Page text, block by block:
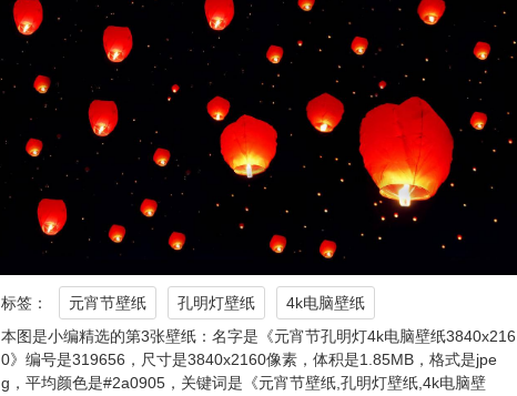
标签： 元宵节壁纸 孔明灯壁纸
4k电脑壁纸
本图是小编精选的第3张壁纸：名字是《元宵节孔明灯4k电脑壁纸3840x216
0》编号是319656，尺寸是3840x2160像素，体积是1.85MB，格式是jpe
g，平均颜色是#2a0905，关键词是《元宵节壁纸,孔明灯壁纸,4k电脑壁